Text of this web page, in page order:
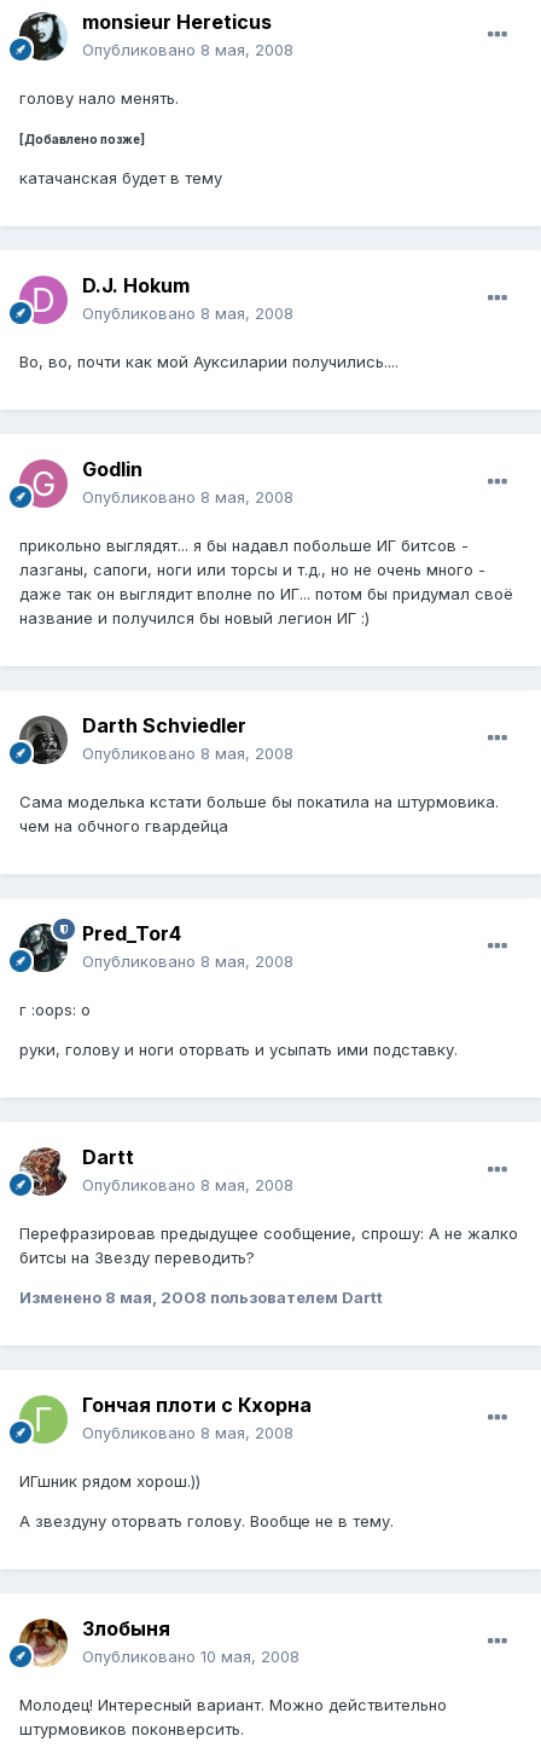
monsieur Hereticus
Опубликовано 8 мая, 2008
голову нало менять.
[Добавлено позже]
катачанская будет в тему
D.J. Hokum
Опубликовано 8 мая, 2008
Во, во, почти как мой Ауксиларии получились....
Godlin
Опубликовано 8 мая, 2008
прикольно выглядят... я бы надавл побольше ИГ битсов -
лазганы, сапоги, ноги или торсы и т.д., но не очень много -
даже так он выглядит вполне по ИГ... потом бы придумал своё
название и получился бы новый легион ИГ :)
Darth Schviedler
Опубликовано 8 мая, 2008
Сама моделька кстати больше бы покатила на штурмовика.
чем на обчного гвардейца
Pred_Tor4
Опубликовано 8 мая, 2008
г :oops: о
руки, голову и ноги оторвать и усыпать ими подставку.
Dartt
Опубликовано 8 мая, 2008
Перефразировав предыдущее сообщение, спрошу: А не жалко
битсы на Звезду переводить?
Изменено 8 мая, 2008 пользователем Dartt
Гончая плоти с Кхорна
Опубликовано 8 мая, 2008
ИГшник рядом хорош.))
А звездуну оторвать голову. Вообще не в тему.
Злобыня
Опубликовано 10 мая, 2008
Молодец! Интересный вариант. Можно действительно
штурмовиков поконверсить.